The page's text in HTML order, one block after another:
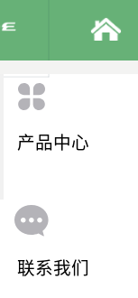
产品中心
联系我们